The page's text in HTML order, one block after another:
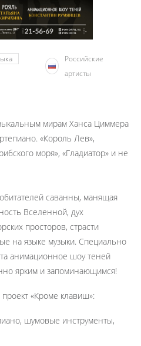
Российские
артисты
мирам Ханса Циммера
«Король Лев»,
моря», «Гладиатор» и не
саванны, манящая
Вселенной, дух
просторов, страсти
на языке музыки. Специально
анимационное шоу теней
ярким и запоминающимся!
«Кроме клавиш»:
шумовые инструменты,